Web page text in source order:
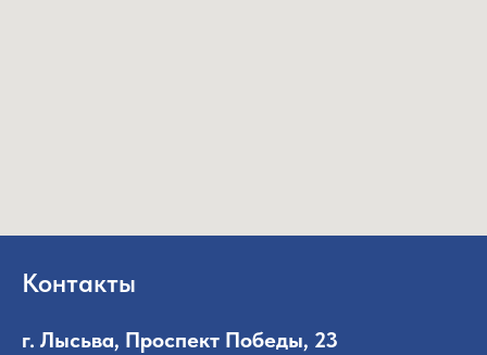
Контакты
г. Лысьва, Проспект Победы, 23